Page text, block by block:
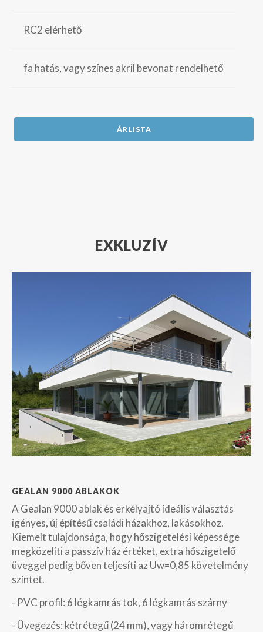
RC2 elérhető
fa hatás, vagy színes akril bevonat rendelhető
ÁRLISTA
EXKLUZÍV
GEALAN 9000 ABLAKOK
A Gealan 9000 ablak és erkélyajtó ideális választás
igényes, új építésű családi házakhoz, lakásokhoz.
Kiemelt tulajdonsága, hogy hőszigetelési képessége
megközelíti a passzív ház értéket, extra hőszigetelő
üveggel pedig bőven teljesíti az Uw=0,85 követelmény
szintet.
- PVC profil: 6 légkamrás tok, 6 légkamrás szárny
- Üvegezés: kétrétegű (24 mm), vagy háromrétegű